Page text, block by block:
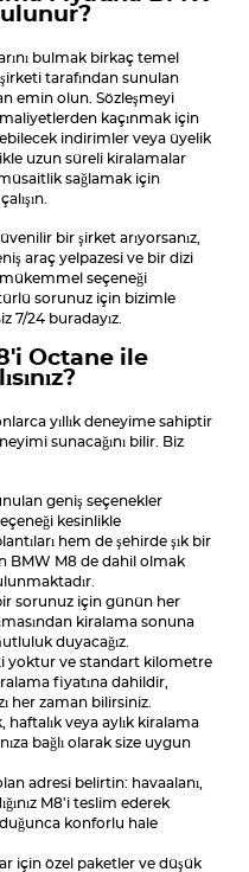
bulmak birkaç temel
tarafından sunulan
emin olun. Sözleşmeyi
kaçınmak için
indirimler veya üyelik
uzun süreli kiralamalar
sağlamak için
bir şirket arıyorsanız,
araç yelpazesi ve bir dizi
seçeneği
türlü sorunuz için bizimle
7/24 buradayız.
Octane ile
yıllık deneyime sahiptir
sunacağını bilir. Biz
geniş seçenekler
kesinlikle
hem de şehirde şık bir
BMW M8 de dahil olmak
sorunuz için günün her
kiralama sonuna
duyacağız.
yoktur ve standart kilometre
fiyatına dahildir,
her zaman bilirsiniz.
haftalık veya aylık kiralama
bağlı olarak size uygun
adresi belirtin: havaalanı,
M8'i teslim ederek
konforlu hale
için özel paketler ve düşük